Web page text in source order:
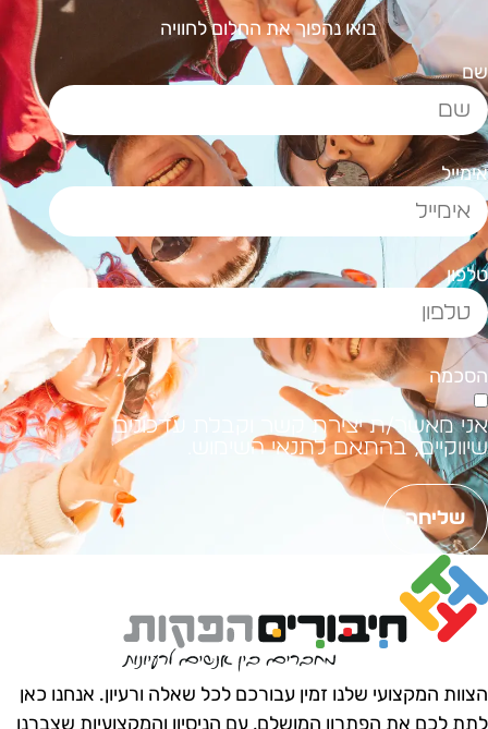
בואו נהפוך את החלום לחוויה
מאשר/ת יצירת קשר וקבלת עדכונים
בהתאם לתנאי השימוש.
שליחה
המקצועי שלנו זמין עבורכם לכל שאלה ורעיון. אנחנו כאן
לכם את הפתרון המושלם, עם הניסיון והמקצועיות שצברנו